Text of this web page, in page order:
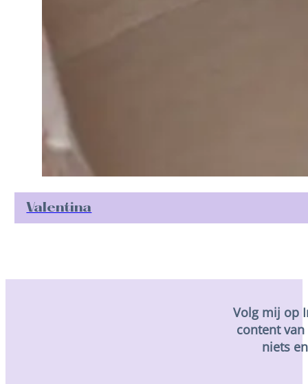
Valentina
Volg mij op
content
niets